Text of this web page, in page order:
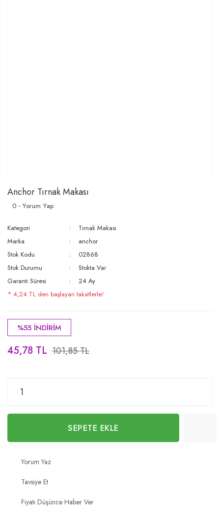
Anchor Tırnak Makası
0 - Yorum Yap
Kategori
Tırnak Makası
Marka
anchor
Stok Kodu
02868
Stok Durumu
Stokta Var
Garanti Süresi
24 Ay
* 4,24 TL den başlayan taksitlerle!
%55 İNDİRİM
45,78 TL 101,85 TL
SEPETE EKLE
Yorum Yaz
Tavsiye Et
Fiyatı Düşünce Haber Ver